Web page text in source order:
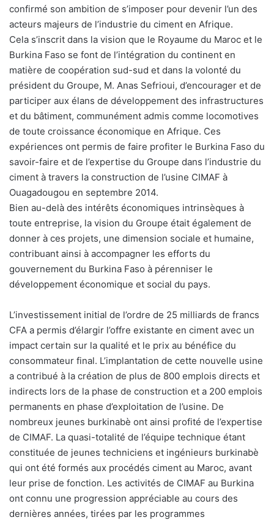
confirmé son ambition de s’imposer pour devenir l’un des
acteurs majeurs de l’industrie du ciment en Afrique.
Cela s’inscrit dans la vision que le Royaume du Maroc et le
Burkina Faso se font de l’intégration du continent en
matière de coopération sud-sud et dans la volonté du
président du Groupe, M. Anas Sefrioui, d’encourager et de
participer aux élans de développement des infrastructures
et du bâtiment, communément admis comme locomotives
de toute croissance économique en Afrique. Ces
expériences ont permis de faire profiter le Burkina Faso du
savoir-faire et de l’expertise du Groupe dans l’industrie du
ciment à travers la construction de l’usine CIMAF à
Ouagadougou en septembre 2014.
Bien au-delà des intérêts économiques intrinsèques à
toute entreprise, la vision du Groupe était également de
donner à ces projets, une dimension sociale et humaine,
contribuant ainsi à accompagner les efforts du
gouvernement du Burkina Faso à pérenniser le
développement économique et social du pays.
L’investissement initial de l’ordre de 25 milliards de francs
CFA a permis d’élargir l’offre existante en ciment avec un
impact certain sur la qualité et le prix au bénéfice du
consommateur final. L’implantation de cette nouvelle usine
a contribué à la création de plus de 800 emplois directs et
indirects lors de la phase de construction et a 200 emplois
permanents en phase d’exploitation de l’usine. De
nombreux jeunes burkinabè ont ainsi profité de l’expertise
de CIMAF. La quasi-totalité de l’équipe technique étant
constituée de jeunes techniciens et ingénieurs burkinabè
qui ont été formés aux procédés ciment au Maroc, avant
leur prise de fonction. Les activités de CIMAF au Burkina
ont connu une progression appréciable au cours des
dernières années, tirées par les programmes